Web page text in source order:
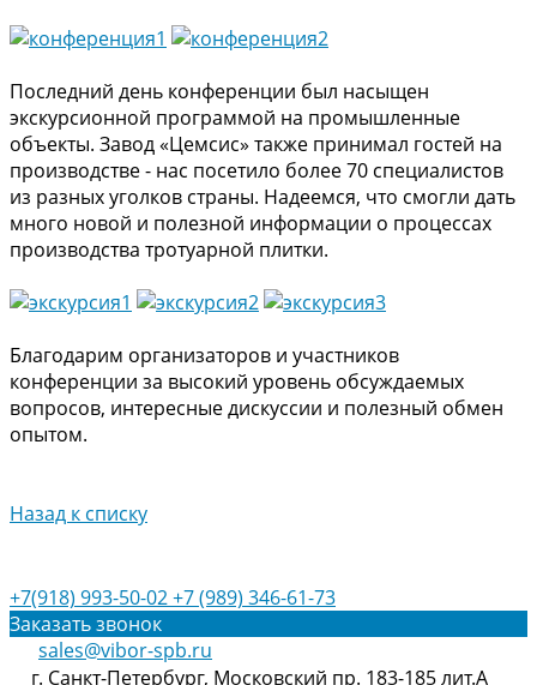
Последний день конференции был насыщен
экскурсионной программой на промышленные
объекты. Завод «Цемсис» также принимал гостей на
производстве - нас посетило более 70 специалистов
из разных уголков страны. Надеемся, что смогли дать
много новой и полезной информации о процессах
производства тротуарной плитки.
Благодарим организаторов и участников
конференции за высокий уровень обсуждаемых
вопросов, интересные дискуссии и полезный обмен
опытом.
Назад к списку
+7(918) 993-50-02+7 (989) 346-61-73
Заказать звонок
sales@vibor-spb.ru
г. Санкт-Петербург, Московский пр. 183-185 лит.А